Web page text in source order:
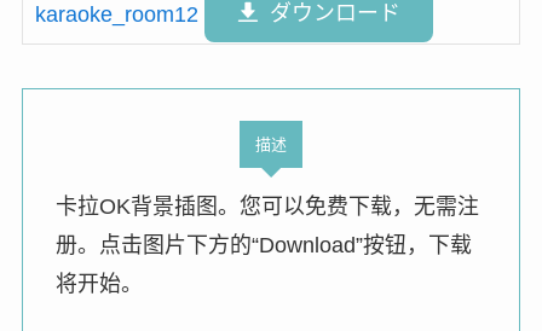
karaoke_room12 ダウンロード
描述
卡拉OK背景插图。您可以免费下载，无需注
册。点击图片下方的“Download”按钮，下载
将开始。